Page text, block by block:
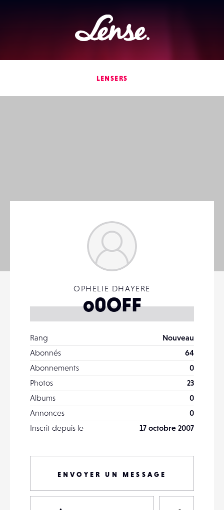
Lense
LENSERS
OPHELIE DHAYERE
o0OFF
Rang
Nouveau
Abonnés
64
Abonnements
0
Photos
23
Albums
0
Annonces
0
Inscrit depuis le
17 octobre 2007
ENVOYER UN MESSAGE